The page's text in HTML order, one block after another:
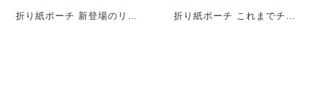
折り紙ポーチ
折り紙ポーチ 新登場のリバ
プリントの折り紙ポーチ
が登場
折り紙ポーチ これまでチェ